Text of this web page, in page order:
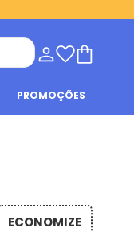
PROMOÇÕES
ECONOMIZE